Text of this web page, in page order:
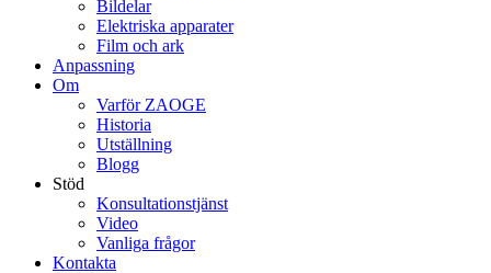
Bildelar
Elektriska apparater
Film och ark
Anpassning
Om
Varför ZAOGE
Historia
Utställning
Blogg
Stöd
Konsultationstjänst
Video
Vanliga frågor
Kontakta